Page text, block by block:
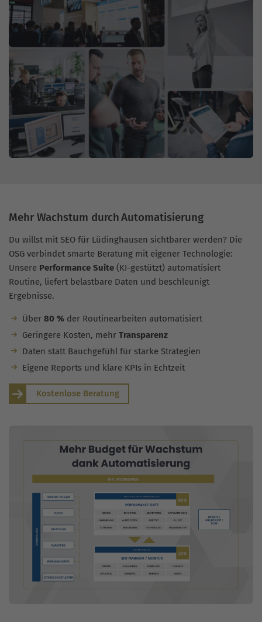
Mehr Wachstum durch Automatisierung
Du willst mit SEO für Lüdinghausen sichtbarer werden? Die
OSG verbindet smarte Beratung mit eigener Technologie:
Unsere Performance Suite (KI-gestützt) automatisiert
Routine, liefert belastbare Daten und beschleunigt
Ergebnisse.
Über 80 %der Routinearbeiten automatisiert
Geringere Kosten, mehr Transparenz
Daten statt Bauchgefühl für starke Strategien
Eigene Reports und klare KPIs in Echtzeit
Kostenlose Beratung